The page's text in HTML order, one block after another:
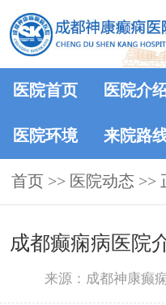
医院首页 医院介
医院环境 来院路
首页 >> 医院动态 >>
成都癫痫病医院
来源：成都神康癫